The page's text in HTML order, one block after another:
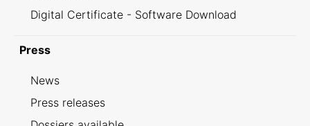
Digital Certificate - Software Download
Press
News
Press releases